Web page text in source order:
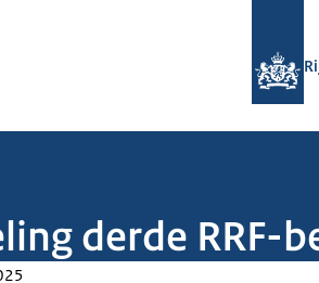
derde RRF-